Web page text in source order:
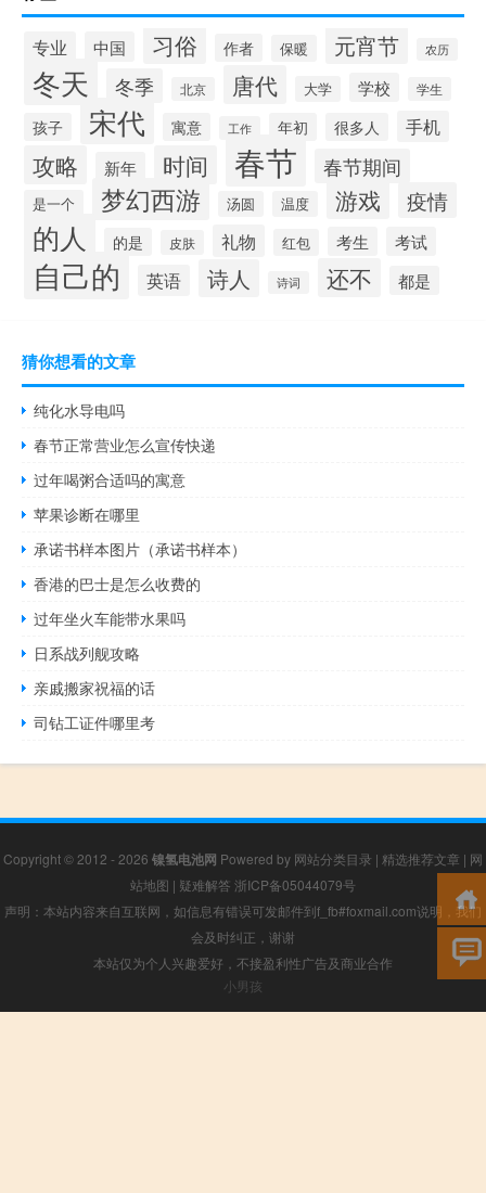
专业 中国 习俗 作者 保暖 元宵节 农历
冬天 冬季 北京 唐代 大学 学校 学生
孩子 宋代 寓意 工作 年初 很多人 手机
攻略 新年 时间 春节 春节期间
是一个 梦幻西游 汤圆 温度 游戏 疫情
的人 的是 皮肤 礼物 红包 考生 考试
自己的 英语 诗人 诗词 还不 都是
猜你想看的文章
纯化水导电吗
春节正常营业怎么宣传快递
过年喝粥合适吗的寓意
苹果诊断在哪里
承诺书样本图片（承诺书样本）
香港的巴士是怎么收费的
过年坐火车能带水果吗
日系战列舰攻略
亲戚搬家祝福的话
司钻工证件哪里考
Copyright © 2012 - 2026 镍氢电池网 Powered by 网站分类目录 | 精选推荐文章 | 网
站地图 | 疑难解答 浙ICP备05044079号
声明：本站内容来自互联网，如信息有错误可发邮件到f_fb#foxmail.com说明，我们
会及时纠正，谢谢
本站仅为个人兴趣爱好，不接盈利性广告及商业合作
小男孩